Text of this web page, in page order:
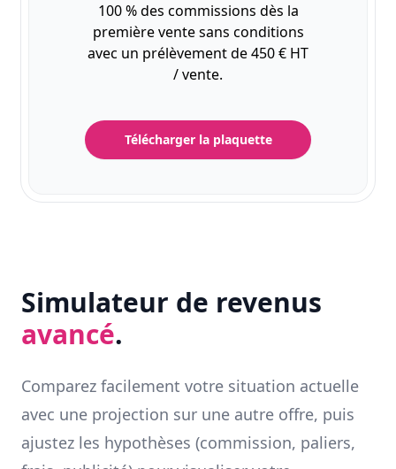
100 % des commissions dès la
première vente sans conditions
avec un prélèvement de 450 € HT
/ vente.
Télécharger la plaquette
Simulateur de revenus
avancé.
Comparez facilement votre situation actuelle
avec une projection sur une autre offre, puis
ajustez les hypothèses (commission, paliers,